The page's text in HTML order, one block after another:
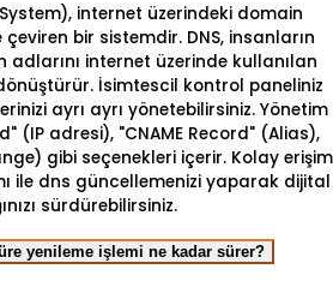
internet üzerindeki domain
çeviren bir sistemdir. DNS, insanların
internet üzerinde kullanılan
İsimtescil kontrol paneliniz
ayrı ayrı yönetebilirsiniz. Yönetim
(IP adresi), "CNAME Record" (Alias),
gibi seçenekleri içerir. Kolay erişim
ile dns güncellemenizi yaparak dijital
sürdürebilirsiniz.
yenileme işlemi ne kadar sürer?